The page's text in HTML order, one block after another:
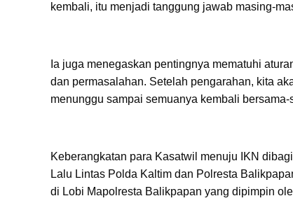
kembali, itu menjadi tanggung jawab masing-
Ia juga menegaskan pentingnya mematuhi
dan permasalahan. Setelah pengarahan, kita
menunggu sampai semuanya kembali bersama-
Keberangkatan para Kasatwil menuju IKN
Lalu Lintas Polda Kaltim dan Polresta
di Lobi Mapolresta Balikpapan yang dipimpin